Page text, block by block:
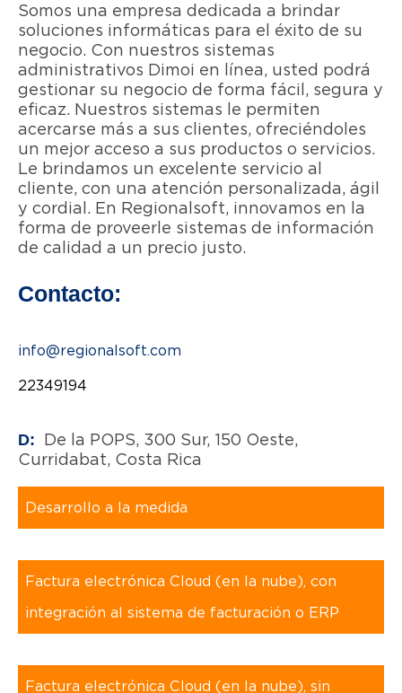
Somos una empresa dedicada a brindar
soluciones informáticas para el éxito de su
negocio. Con nuestros sistemas
administrativos Dimoi en línea, usted podrá
gestionar su negocio de forma fácil, segura y
eficaz. Nuestros sistemas le permiten
acercarse más a sus clientes, ofreciéndoles
un mejor acceso a sus productos o servicios.
Le brindamos un excelente servicio al
cliente, con una atención personalizada, ágil
y cordial. En Regionalsoft, innovamos en la
forma de proveerle sistemas de información
de calidad a un precio justo.
Contacto:
info@regionalsoft.com
22349194
D: De la POPS, 300 Sur, 150 Oeste,
Curridabat, Costa Rica
Desarrollo a la medida
Factura electrónica Cloud (en la nube), con
integración al sistema de facturación o ERP
Factura electrónica Cloud (en la nube), sin